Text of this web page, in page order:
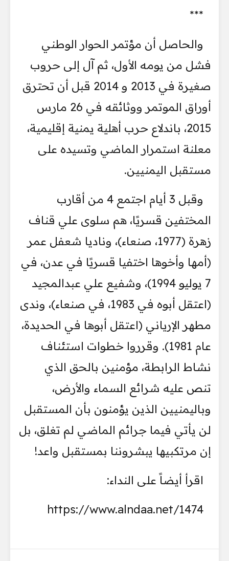
***
والحاصل أن مؤتمر الحوار الوطني
فشل من يومه الأول، ثم آل إلى حروب
صغيرة في 2013 و 2014 قبل أن تحترق
أوراق الموتمر ووثائقه في 26 مارس
2015، باندلاع حرب أهلية يمنية إقليمية،
معلنة استمرار الماضي وتسيده على
مستقبل اليمنيين.
وقبل 3 أيام اجتمع 4 من أقارب
المختفين قسريًا، هم سلوى علي قناف
زهرة (1977، صنعاء)، وناديا شعفل عمر
(أمها وأخوها اختفيا قسريًا في عدن، في
7 يوليو 1994)، وشفيع علي عبدالمجيد
(اعتقل أبوه في 1983، في صنعاء)، وندى
مطهر الإرياني (اعتقل أبوها في الحديدة،
عام 1981). وقرروا خطوات استئناف
نشاط الرابطة، مؤمنين بالحق الذي
تنص عليه شرائع السماء والأرض،
وباليمنيين الذين يؤمنون بأن المستقبل
لن يأتي فيما جرائم الماضي لم تغلق، بل
إن مرتكبيها يبشروننا بمستقبل واعد!
اقرأ أيضاً على النداء:
https://www.alndaa.net/1474